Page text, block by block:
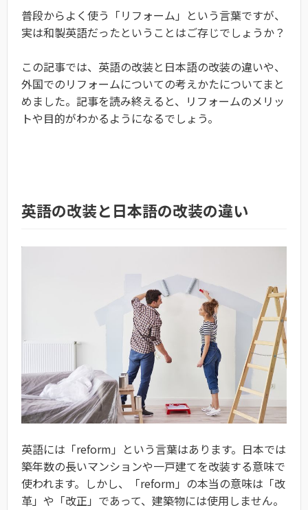
普段からよく使う「リフォーム」という言葉ですが、
実は和製英語だったということはご存じでしょうか？
この記事では、英語の改装と日本語の改装の違いや、
外国でのリフォームについての考えかたについてまと
めました。記事を読み終えると、リフォームのメリッ
トや目的がわかるようになるでしょう。
英語の改装と日本語の改装の違い
英語には「reform」という言葉はあります。日本では
築年数の長いマンションや一戸建てを改装する意味で
使われます。しかし、「reform」の本当の意味は「改
革」や「改正」であって、建築物には使用しません。